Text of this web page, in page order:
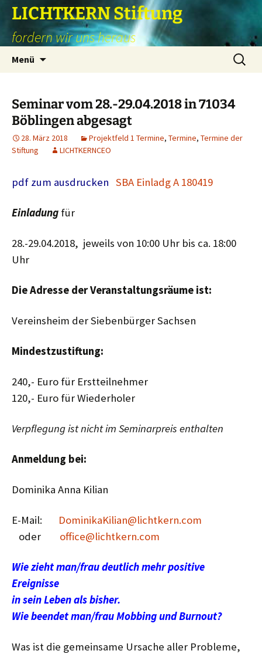
Zum
Inhalt
springen
LICHTKERN Stiftung
fordern wir uns heraus
Menü
Suchen
nach:
Seminar vom 28.-29.04.2018 in 71034
Böblingen abgesagt
28. März 2018 Projektfeld 1 Termine, Termine, Termine der
Stiftung
LICHTKERNCEO
pdf zum ausdrucken SBA Einladg A 180419
Einladung für
28.-29.04.2018, jeweils von 10:00 Uhr bis ca. 18:00
Uhr
Die Adresse der Veranstaltungsräume ist:
Vereinsheim der Siebenbürger Sachsen
Mindestzustiftung:
240,- Euro für Erstteilnehmer
120,- Euro für Wiederholer
Verpflegung ist nicht im Seminarpreis enthalten
Anmeldung bei:
Dominika Anna Kilian
E-Mail: DominikaKilian@lichtkern.com
oder office@lichtkern.com
Wie zieht man/frau deutlich mehr positive
Ereignisse
in sein Leben als bisher.
Wie beendet man/frau Mobbing und Burnout?
Was ist die gemeinsame Ursache aller Probleme,